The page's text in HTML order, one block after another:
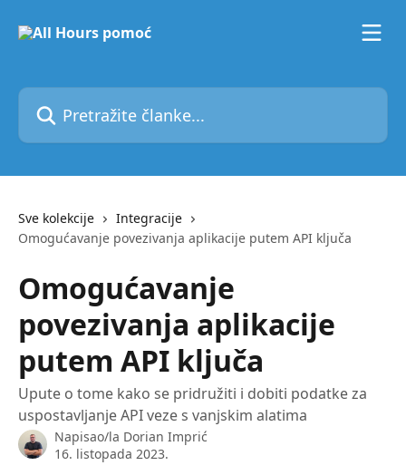
Pretražite članke...
Sve kolekcije
Integracije
Omogućavanje povezivanja aplikacije putem API ključa
Omogućavanje
povezivanja aplikacije
putem API ključa
Upute o tome kako se pridružiti i dobiti podatke za
uspostavljanje API veze s vanjskim alatima
Napisao/la Dorian Imprić
16. listopada 2023.